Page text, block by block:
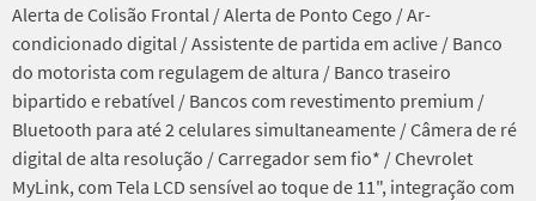
Alerta de Colisão Frontal / Alerta de Ponto Cego / Ar-
condicionado digital / Assistente de partida em aclive / Banco
do motorista com regulagem de altura / Banco traseiro
bipartido e rebatível / Bancos com revestimento premium /
Bluetooth para até 2 celulares simultaneamente / Câmera de ré
digital de alta resolução / Carregador sem fio* / Chevrolet
MyLink, com Tela LCD sensível ao toque de 11", integração com